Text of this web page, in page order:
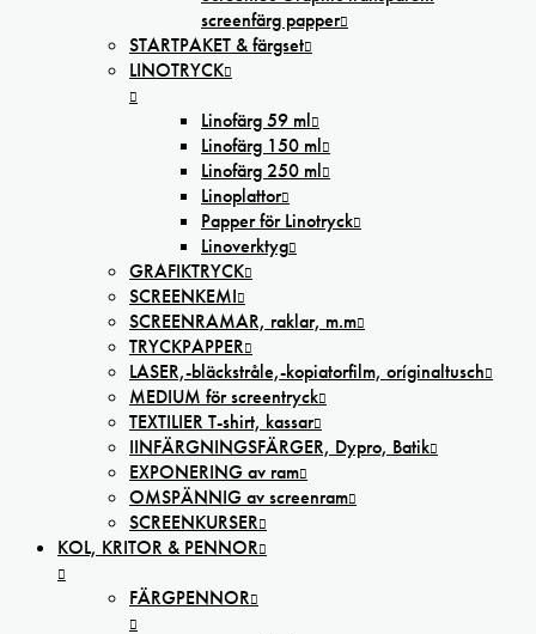
screenfärg papper
STARTPAKET & färgset
LINOTRYCK
Linofärg 59 ml
Linofärg 150 ml
Linofärg 250 ml
Linoplattor
Papper för Linotryck
Linoverktyg
GRAFIKTRYCK
SCREENKEMI
SCREENRAMAR, raklar, m.m
TRYCKPAPPER
LASER,-bläckstråle,-kopiatorfilm, oríginaltusch
MEDIUM för screentryck
TEXTILIER T-shirt, kassar
IINFÄRGNINGSFÄRGER, Dypro, Batik
EXPONERING av ram
OMSPÄNNIG av screenram
SCREENKURSER
KOL, KRITOR & PENNOR
FÄRGPENNOR